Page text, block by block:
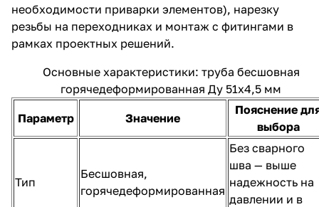
необходимости приварки элементов), нарезку
резьбы на переходниках и монтаж с фитингами в
рамках проектных решений.
Основные характеристики: труба бесшовная
горячедеформированная Ду 51х4,5 мм
Параметр Значение
Пояснение
выбора
Тип
Бесшовная,
горячедеформированная
Без сварного
шва — выше
надежность на
давлении и в